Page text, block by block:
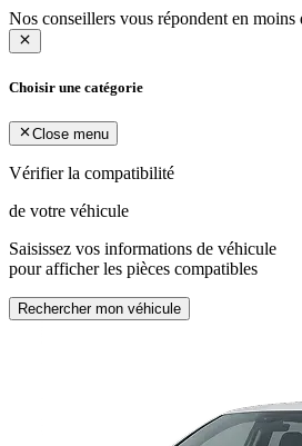
Nos conseillers vous répondent en moins
Choisir une catégorie
Close menu
Vérifier la compatibilité
de votre véhicule
Saisissez vos informations de véhicule
pour afficher les pièces compatibles
Rechercher mon véhicule